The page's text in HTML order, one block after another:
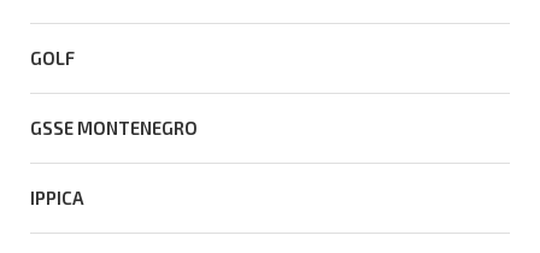
GOLF
GSSE MONTENEGRO
IPPICA